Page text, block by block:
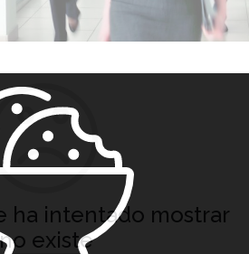
ha intentado mostrar
no existe